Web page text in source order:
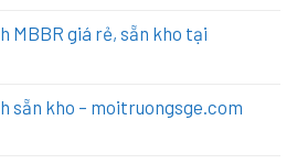
MBBR giá rẻ, sẵn kho tại
sẵn kho – moitruongsge.com